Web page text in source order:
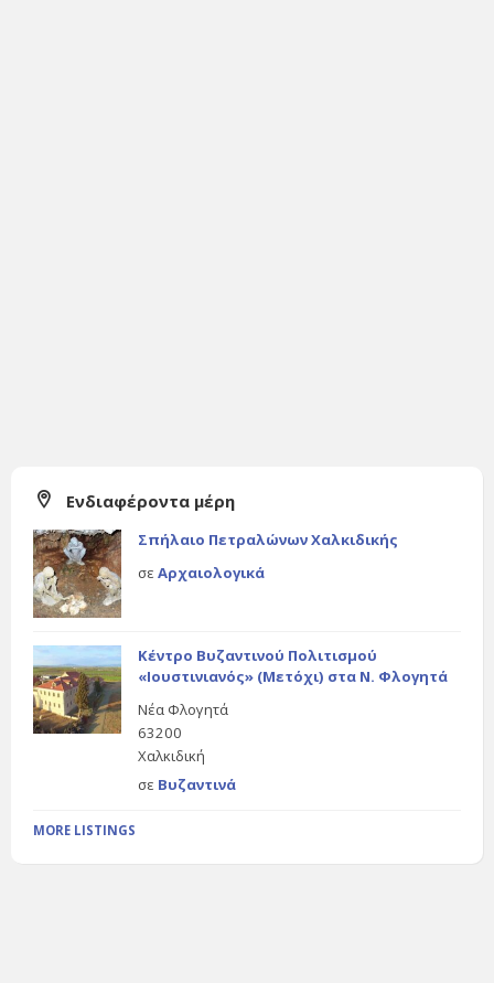
Ενδιαφέροντα μέρη
Σπήλαιο Πετραλώνων Χαλκιδικής
σε Αρχαιολογικά
Κέντρο Βυζαντινού Πολιτισμού
«Ιουστινιανός» (Μετόχι) στα Ν. Φλογητά
Νέα Φλογητά
63200
Χαλκιδική
σε Βυζαντινά
MORE LISTINGS